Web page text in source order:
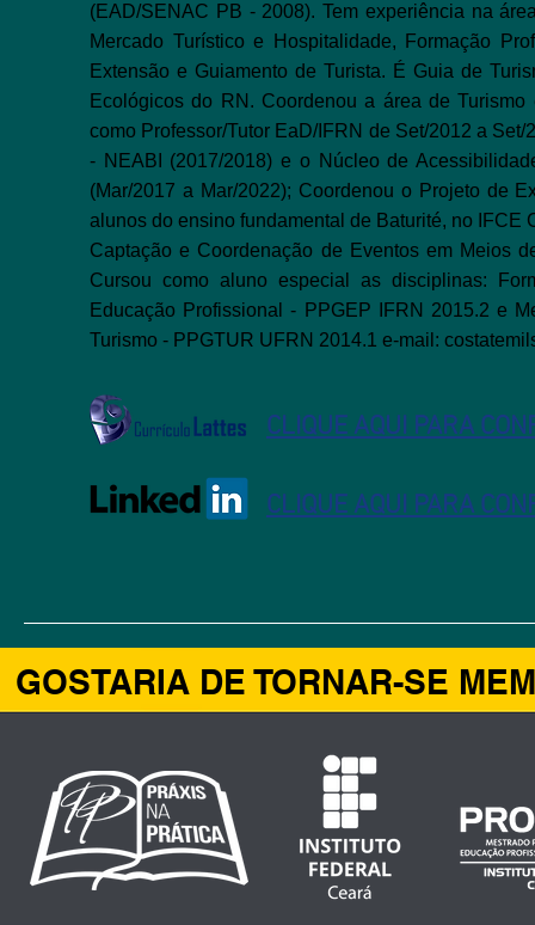
(EAD/SENAC PB - 2008). Tem experiência na
Mercado Turístico e Hospitalidade, Formação
Extensão e Guiamento de Turista. É Guia de
Ecológicos do RN. Coordenou a área de
como Professor/Tutor EaD/IFRN de Set/2012 a
- NEABI (2017/2018) e o Núcleo de
(Mar/2017 a Mar/2022); Coordenou o Projeto de
alunos do ensino fundamental de Baturité, no IFCE
Captação e Coordenação de Eventos em Meios
Cursou como aluno especial as disciplinas:
Educação Profissional - PPGEP IFRN 2015.2 e
Turismo - PPGTUR UFRN 2014.1 e-mail:
CLIQUE AQUI PARA
CLIQUE AQUI PARA
GOSTARIA DE TORNAR-SE